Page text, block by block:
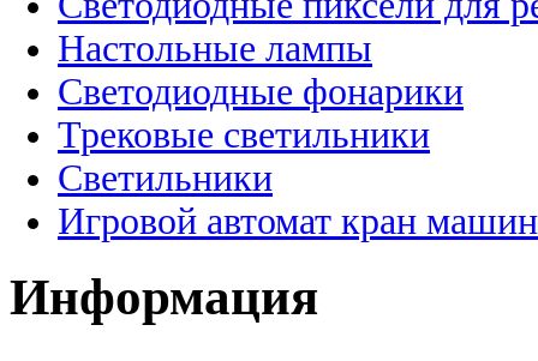
Настольные лампы
Светодиодные фонарики
Трековые светильники
Светильники
Игровой автомат кран
Информация